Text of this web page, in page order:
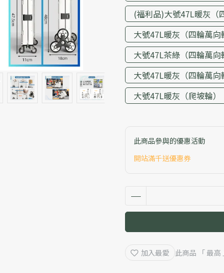
(福利品)大號47L暖灰（
大號47L暖灰（四輪萬向
大號47L茶綠（四輪萬向
大號47L暖灰（四輪萬向
大號47L暖灰（爬坡輪）
此商品參與的優惠活動
開站滿千送優惠券
加入最愛 此商品 「 最